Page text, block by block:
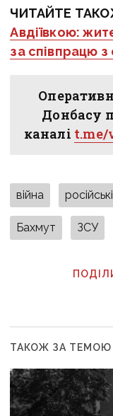
ЧИТАЙТЕ
Авдіївкою:
за співпрацю
Донбасу
каналі t.me/
війна
Бахмут ЗСУ
ТАКОЖ ЗА ТЕМОЮ